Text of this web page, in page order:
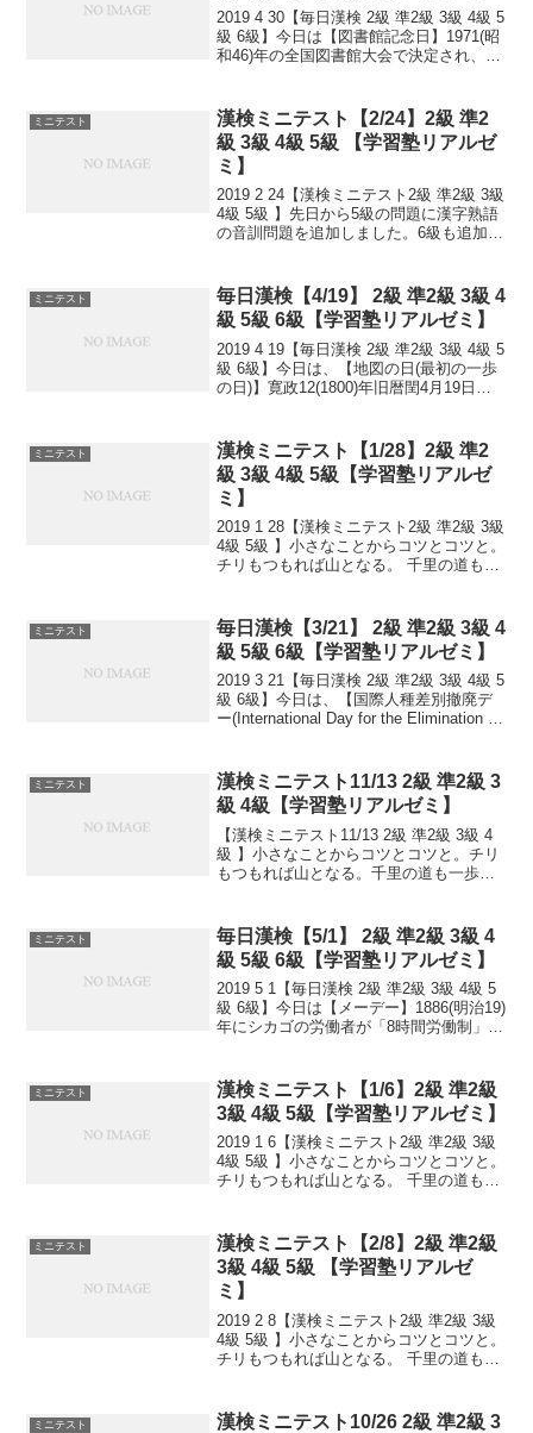
2019 4 30【毎日漢検 2級 準2級 3級 4級 5
級 6級】今日は【図書館記念日】1971(昭
和46)年の全国図書館大会で決定され、日
法」が公布...
ミニテスト
漢検ミニテスト【2/24】2級 準2
級 3級 4級 5級 【学習塾リアルゼ
ミ】
2019 2 24【漢検ミニテスト2級 準2級 3級
4級 5級 】先日から5級の問題に漢字熟語
の音訓問題を追加しました。6級も追加し
歩から。 日々是精進、継続は力...
ミニテスト
毎日漢検【4/19】 2級 準2級 3級 4
級 5級 6級【学習塾リアルゼミ】
2019 4 19【毎日漢検 2級 準2級 3級 4級 5
級 6級】今日は、【地図の日(最初の一歩
の日)】寛政12(1800)年旧暦閏4月19日、
4月19日、それ...
ミニテスト
漢検ミニテスト【1/28】2級 準2
級 3級 4級 5級【学習塾リアルゼ
ミ】
2019 1 28【漢検ミニテスト2級 準2級 3級
4級 5級 】小さなことからコツとコツと。
チリもつもれば山となる。 千里の道も一
熟語問題などの出来具合が合...
ミニテスト
毎日漢検【3/21】 2級 準2級 3級 4
級 5級 6級【学習塾リアルゼミ】
2019 3 21【毎日漢検 2級 準2級 3級 4級 5
級 6級】今日は、【国際人種差別撤廃デ
ー(International Day for the Elimination of
ミニテスト
漢検ミニテスト11/13 2級 準2級 3
級 4級【学習塾リアルゼミ】
【漢検ミニテスト11/13 2級 準2級 3級 4
級 】小さなことからコツとコツと。チリ
もつもれば山となる。千里の道も一歩か
ミニテスト
毎日漢検【5/1】 2級 準2級 3級 4
級 5級 6級【学習塾リアルゼミ】
2019 5 1【毎日漢検 2級 準2級 3級 4級 5
級 6級】今日は【メーデー】1886(明治19)
年にシカゴの労働者が「8時間労働制」を
ョナル創立大会でこの...
ミニテスト
漢検ミニテスト【1/6】2級 準2級
3級 4級 5級【学習塾リアルゼミ】
2019 1 6【漢検ミニテスト2級 準2級 3級
4級 5級 】小さなことからコツとコツと。
チリもつもれば山となる。 千里の道も一
熟語問題などの出来具合が合否...
ミニテスト
漢検ミニテスト【2/8】2級 準2級
3級 4級 5級 【学習塾リアルゼ
ミ】
2019 2 8【漢検ミニテスト2級 準2級 3級
4級 5級 】小さなことからコツとコツと。
チリもつもれば山となる。 千里の道も一
熟語問題などの出来具合が合否...
ミニテスト
漢検ミニテスト10/26 2級 準2級 3